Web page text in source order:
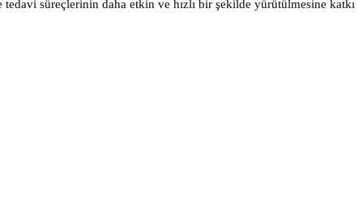
süreçlerinin daha etkin ve hızlı bir şekilde yürütülmesine katkı